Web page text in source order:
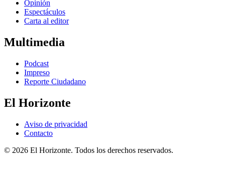
Opinión
Espectáculos
Carta al editor
Multimedia
Podcast
Impreso
Reporte Ciudadano
El Horizonte
Aviso de privacidad
Contacto
© 2026 El Horizonte. Todos los derechos reservados.